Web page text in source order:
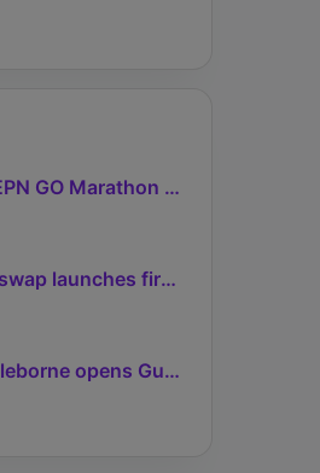
STEPN GO Marathon Challenge Season 3: Sign-Ups Live With Teams and Missed-Day Insurance
Uniswap launches first Robinhood Chain launchpad
Fableborne opens Guild signups for Season 5 as Guilds 2.0 lifts the prize pool to 95%